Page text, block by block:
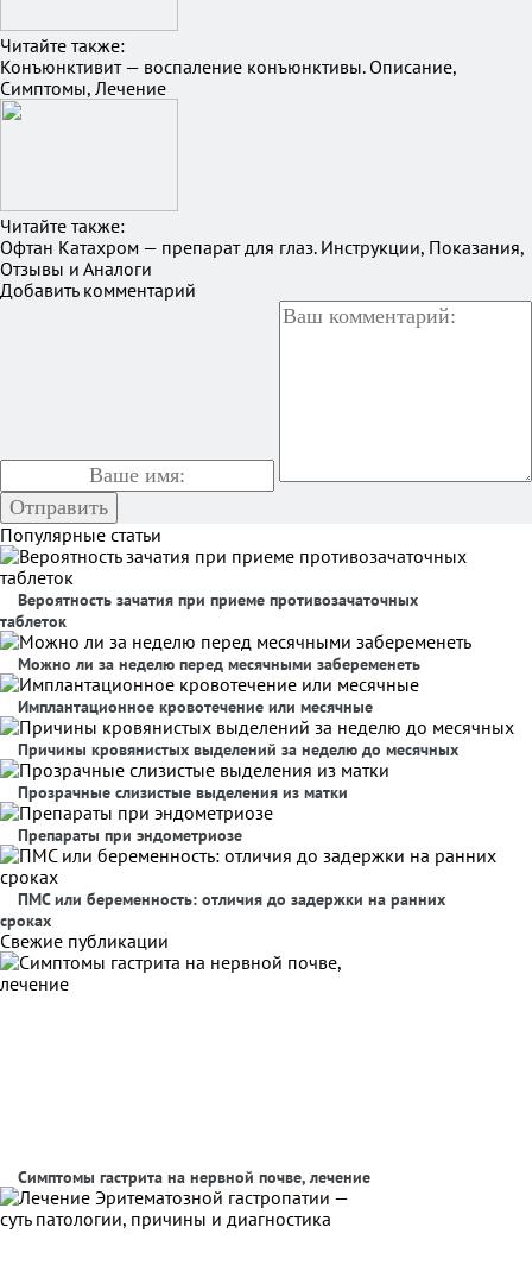
Читайте также:
Конъюнктивит — воспаление конъюнктивы. Описание,
Симптомы, Лечение
Читайте также:
Офтан Катахром — препарат для глаз. Инструкции, Показания,
Отзывы и Аналоги
Добавить комментарий
Популярные статьи
Вероятность зачатия при приеме противозачаточных
таблеток
Можно ли за неделю перед месячными забеременеть
Имплантационное кровотечение или месячные
Причины кровянистых выделений за неделю до месячных
Прозрачные слизистые выделения из матки
Препараты при эндометриозе
ПМС или беременность: отличия до задержки на ранних
сроках
Свежие публикации
Симптомы гастрита на нервной почве, лечение